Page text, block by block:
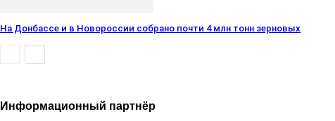
На Донбассе и в Новороссии собрано почти 4 млн тонн зерновых
Информационный партнёр